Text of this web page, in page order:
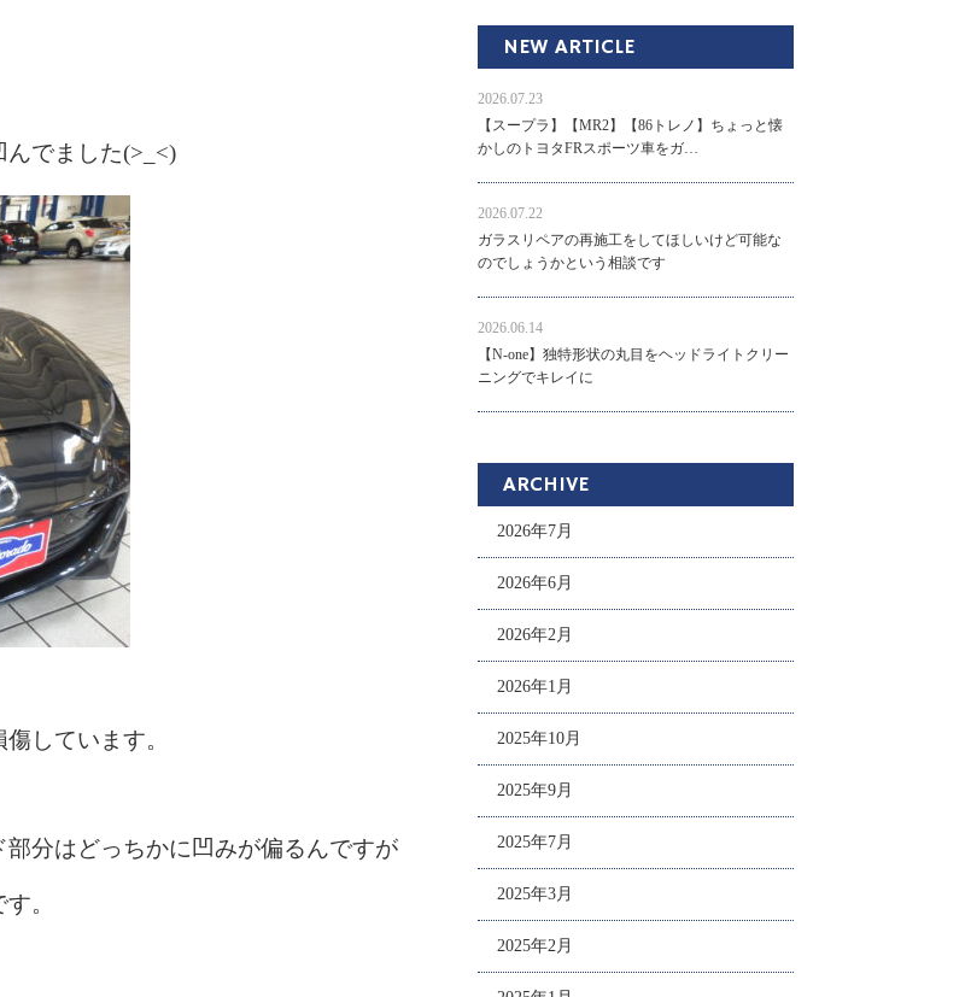
でました(>_<)
しています。
分はどっちかに凹みが偏るんですが
。
NEW ARTICLE
2026.07.23
【スープラ】【MR2】【86トレノ】ちょっと懐
かしのトヨタFRスポーツ車をガ…
2026.07.22
ガラスリペアの再施工をしてほしいけど可能な
のでしょうかという相談です
2026.06.14
【N-one】独特形状の丸目をヘッドライトクリー
ニングでキレイに
ARCHIVE
2026年7月
2026年6月
2026年2月
2026年1月
2025年10月
2025年9月
2025年7月
2025年3月
2025年2月